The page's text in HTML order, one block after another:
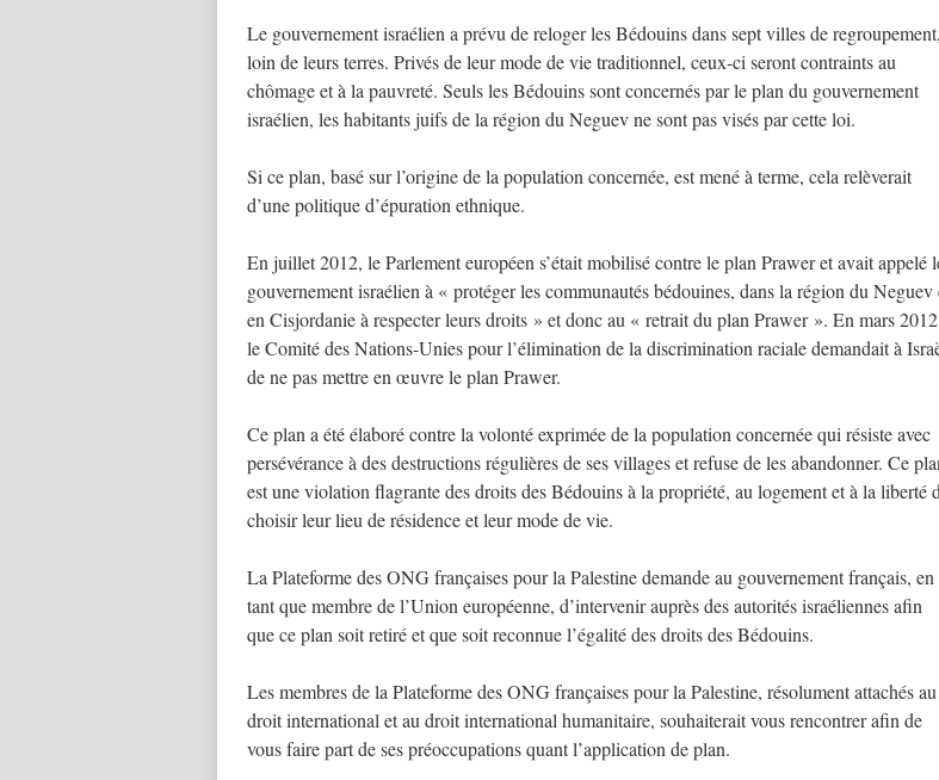
Le gouvernement israélien a prévu de reloger les Bédouins dans sept villes de regroupement,
loin de leurs terres. Privés de leur mode de vie traditionnel, ceux-ci seront contraints au
chômage et à la pauvreté. Seuls les Bédouins sont concernés par le plan du gouvernement
israélien, les habitants juifs de la région du Neguev ne sont pas visés par cette loi.
Si ce plan, basé sur l’origine de la population concernée, est mené à terme, cela relèverait
d’une politique d’épuration ethnique.
En juillet 2012, le Parlement européen s’était mobilisé contre le plan Prawer et avait appelé
gouvernement israélien à « protéger les communautés bédouines, dans la région du Neguev
en Cisjordanie à respecter leurs droits » et donc au « retrait du plan Prawer ». En mars
le Comité des Nations-Unies pour l’élimination de la discrimination raciale demandait à
de ne pas mettre en œuvre le plan Prawer.
Ce plan a été élaboré contre la volonté exprimée de la population concernée qui résiste avec
persévérance à des destructions régulières de ses villages et refuse de les abandonner. Ce
est une violation flagrante des droits des Bédouins à la propriété, au logement et à la liberté
choisir leur lieu de résidence et leur mode de vie.
La Plateforme des ONG françaises pour la Palestine demande au gouvernement français, en
tant que membre de l’Union européenne, d’intervenir auprès des autorités israéliennes afin
que ce plan soit retiré et que soit reconnue l’égalité des droits des Bédouins.
Les membres de la Plateforme des ONG françaises pour la Palestine, résolument attachés au
droit international et au droit international humanitaire, souhaiterait vous rencontrer afin de
vous faire part de ses préoccupations quant l’application de plan.